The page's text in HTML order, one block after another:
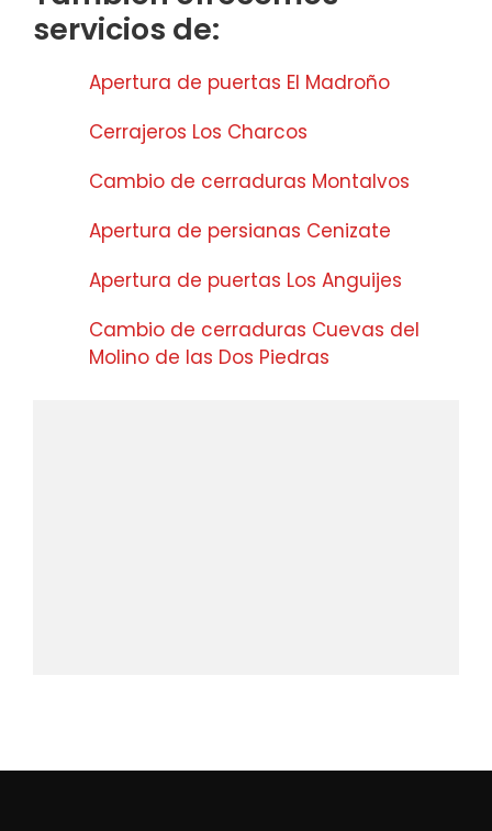
servicios de:
Apertura de puertas El Madroño
Cerrajeros Los Charcos
Cambio de cerraduras Montalvos
Apertura de persianas Cenizate
Apertura de puertas Los Anguijes
Cambio de cerraduras Cuevas del
Molino de las Dos Piedras